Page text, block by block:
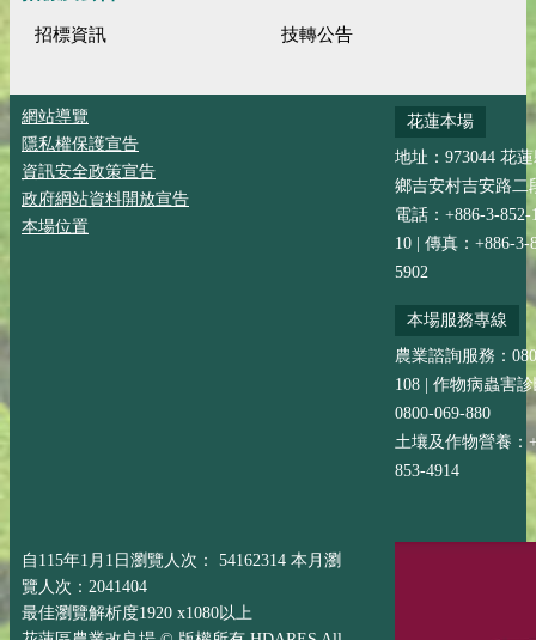
招標資訊 技轉公告
網站導覽
隱私權保護宣告
資訊安全政策宣告
政府網站資料開放宣告
本場位置
花蓮本場
地址：973044 花
鄉吉安村吉安路二
電話：+886-3-852-
10 | 傳真：+886-3-
5902
本場服務專線
農業諮詢服務：
108 | 作物病蟲害
0800-069-880
土壤及作物營養：
853-4914
自115年1月1日瀏覽人次： 54162314 本月瀏
覽人次：2041404
最佳瀏覽解析度1920 x1080以上